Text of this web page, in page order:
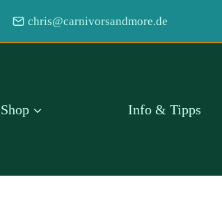
chris@carnivorsandmore.de
Shop Info & Tipps